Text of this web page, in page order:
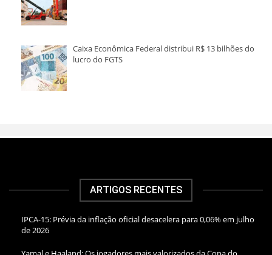
Caixa Econômica Federal distribui R$ 13 bilhões do
lucro do FGTS
ARTIGOS RECENTES
IPCA-15: Prévia da inflação oficial desacelera para 0,06% em julho
de 2026